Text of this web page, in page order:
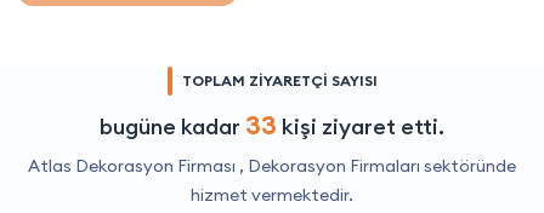
TOPLAM ZİYARETÇİ SAYISI
bugüne kadar 33 kişi ziyaret etti.
Atlas Dekorasyon Firması , Dekorasyon Firmaları sektöründe
hizmet vermektedir.